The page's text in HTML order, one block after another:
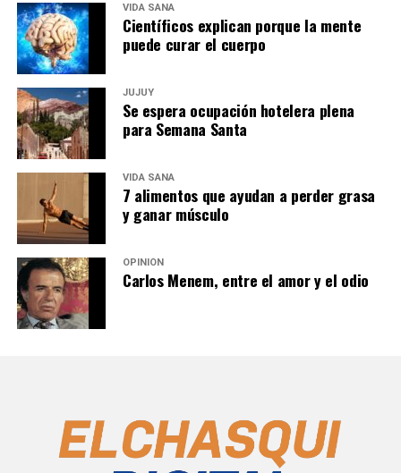
VIDA SANA
Científicos explican porque la mente
puede curar el cuerpo
JUJUY
Se espera ocupación hotelera plena
para Semana Santa
VIDA SANA
7 alimentos que ayudan a perder grasa
y ganar músculo
OPINIÓN
Carlos Menem, entre el amor y el odio